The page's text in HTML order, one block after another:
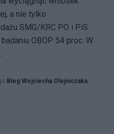
a nie tylko
SMG/KRC PO i PiS
OBOP 54 proc. W
Blog Wojciecha Olejniczaka